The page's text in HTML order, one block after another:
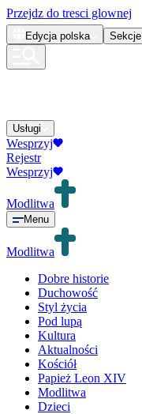
Przejdz do tresci glownej
Edycja polska Sekcje
Usługi
Wesprzyj
Rejestr
Wesprzyj
Modlitwa
Menu
Modlitwa
Dobre historie
Duchowość
Styl życia
Pod lupą
Kultura
Aktualności
Kościół
Papież Leon XIV
Modlitwa
Dzieci